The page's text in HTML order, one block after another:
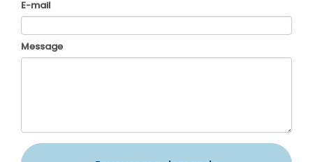
E-mail
Message